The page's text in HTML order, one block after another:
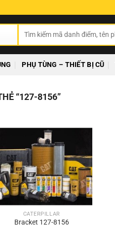
kiếm:
PHỤ TÙNG – THIẾT BỊ CŨ
“127-8156”
CATERPILLAR
Bracket 127-8156